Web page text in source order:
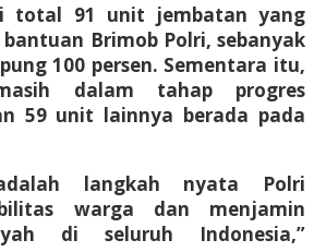
total 91 unit jembatan yang
Brimob Polri, sebanyak
100 persen. Sementara itu,
dalam tahap progres
59 unit lainnya berada pada
langkah nyata Polri
warga dan menjamin
di seluruh Indonesia,”